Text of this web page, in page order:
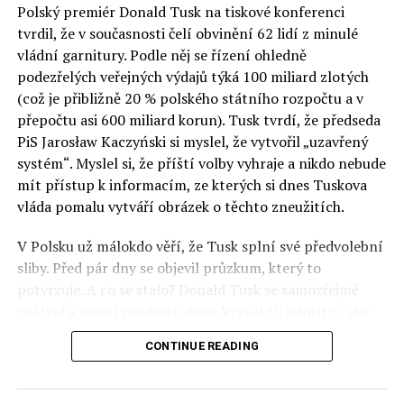
Otázky spojené s vývojem umělé inteligence budou na
fóru AI zvláště diskutovanou oblastí. Fórum AI bude
zahrnovat vyhrazenou tematickou trať skládající se z
panelů, prezentací, workshopů a speciálních akcí.
Budou diskutovány klíčové otázky vlivu umělé
inteligence ve společnosti, ale i v sektoru veřejných a
komerčních služeb. Budou se diskutovat problémy a
výzvy, kterým bude muset trh čelit tváří v tvář zásadním
technologickým změnám. Účastníci fóra také zváží, do
technologií umělé inteligence v mnoha oblastech života
umožní Evropské unii obnovit konkurenceschopnost ve
vztahu ke globálním ekonomikám a nutnosti zajistit
Polský premiér Donald Tusk na tiskové konferenci
tvrdil, že v současnosti čelí obvinění 62 lidí z minulé
vládní garnitury. Podle něj se řízení ohledně
podezřelých veřejných výdajů týká 100 miliard zlotých
(což je přibližně 20 % polského státního rozpočtu a v
přepočtu asi 600 miliard korun). Tusk tvrdí, že předseda
PiS Jarosław Kaczyński si myslel, že vytvořil „uzavřený
systém“. Myslel si, že příští volby vyhraje a nikdo nebude
mít přístup k informacím, ze kterých si dnes Tuskova
vláda pomalu vytváří obrázek o těchto zneužitích.
V Polsku už málokdo věří, že Tusk splní své předvolební
sliby. Před pár dny se objevil průzkum, který to
potvrzuje. A co se stalo? Donald Tusk se samozřejmě
před kamerami podepsali dohodu o stíhání členů PiS, a
ti poslušně ono divadlo předvedli. Andrzej Domański
CONTINUE READING